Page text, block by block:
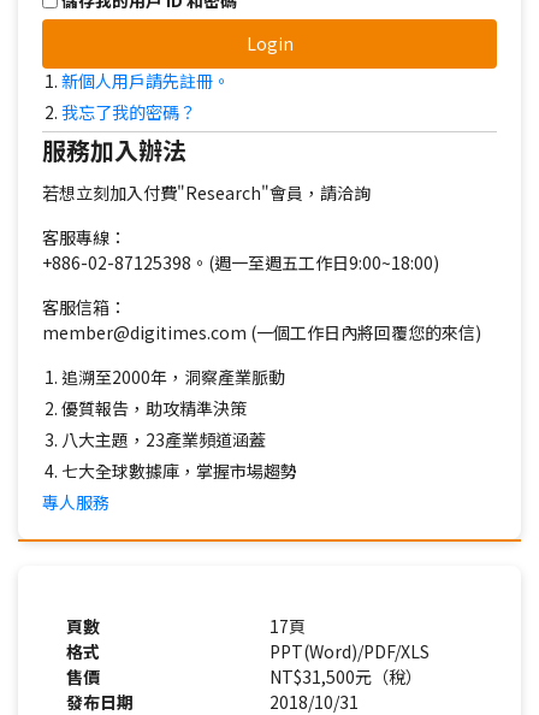
Login
新個人用戶請先註冊。
我忘了我的密碼？
服務加入辦法
若想立刻加入付費"Research"會員，請洽詢
客服專線：
+886-02-87125398。(週一至週五工作日9:00~18:00)
客服信箱：
member@digitimes.com (一個工作日內將回覆您的來信)
追溯至2000年，洞察產業脈動
優質報告，助攻精準決策
八大主題，23產業頻道涵蓋
七大全球數據庫，掌握市場趨勢
專人服務
頁數
17頁
格式
PPT(Word)/PDF/XLS
售價
NT$31,500元（稅）
發布日期
2018/10/31